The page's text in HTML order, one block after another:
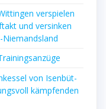
ver­spie­len
und ver­sin­ken
von Isen­büt­
kämp­fen­den